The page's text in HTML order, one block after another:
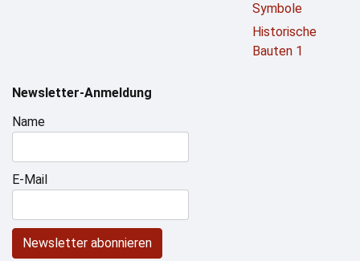
Symbole
Historische
Bauten 1
Newsletter-Anmeldung
Name
E-Mail
Newsletter abonnieren